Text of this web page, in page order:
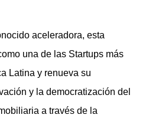
aceleradora, esta
una de las Startups más
Latina y renueva su
y la democratización del
a través de la